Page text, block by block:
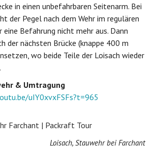
in einen unbefahrbaren Seitenarm. Bei
der Pegel nach dem Wehr im regulären
Befahrung nicht mehr aus. Dann
der nächsten Brücke (knappe 400 m
wo beide Teile der Loisach wieder
& Umtragung
uIY0xvxFSFs?t=965
Loisach, Stauwehr bei Farchant